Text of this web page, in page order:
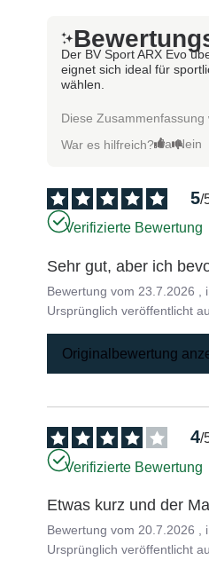
Der BV Sport ARX Evo
eignet sich ideal für
wählen.
Diese
War es hilfreich? Ja Nein
5/
Verifizierte Bewertung
Sehr gut, aber ich
Bewertung vom 23.7.2026
Ursprünglich veröffentlicht
Originalbewertung
4/
Verifizierte Bewertung
Etwas kurz und der
Bewertung vom20.7.2026 ,
Ursprünglich veröffentlicht